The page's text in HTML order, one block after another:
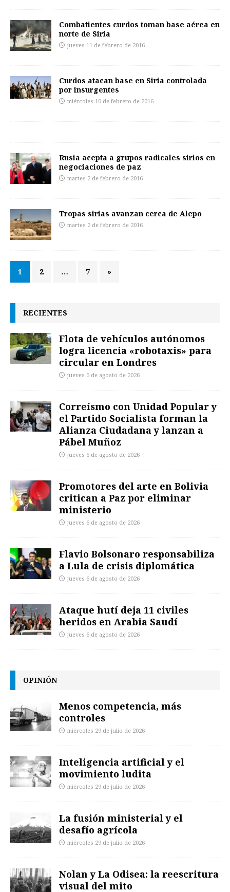
Combatientes curdos toman base aérea en
norte de Siria
jueves 11 de febrero de 2016
Curdos atacan base en Siria controlada
por insurgentes
miércoles 10 de febrero de 2016
Rusia acepta a grupos radicales sirios en
negociaciones de paz
martes 2 de febrero de 2016
Tropas sirias avanzan cerca de Alepo
martes 2 de febrero de 2016
1 2 … 7 »
RECIENTES
Flota de vehículos autónomos
logra licencia «robotaxis» para
circular en Londres
jueves 6 de agosto de 2026
Correísmo con Unidad Popular y
el Partido Socialista forman la
Alianza Ciudadana y lanzan a
Pábel Muñoz
jueves 6 de agosto de 2026
Promotores del arte en Bolivia
critican a Paz por eliminar
ministerio
jueves 6 de agosto de 2026
Flavio Bolsonaro responsabiliza
a Lula de crisis diplomática
jueves 6 de agosto de 2026
Ataque hutí deja 11 civiles
heridos en Arabia Saudí
jueves 6 de agosto de 2026
OPINIÓN
Menos competencia, más
controles
miércoles 29 de julio de 2026
Inteligencia artificial y el
movimiento ludita
miércoles 29 de julio de 2026
La fusión ministerial y el
desafío agrícola
miércoles 29 de julio de 2026
Nolan y La Odisea: la reescritura
visual del mito